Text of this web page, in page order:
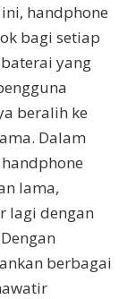
handphone
bagi setiap
yang
beralih ke
Dalam
lama,
lagi dengan
berbagai